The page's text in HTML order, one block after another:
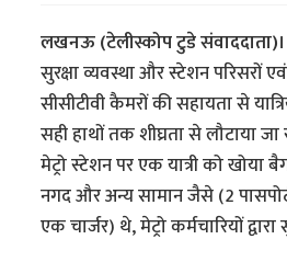
लखनऊ (टेलीस्कोप टुडे
सुरक्षा व्यवस्था और स्टेशन परिसरों
सीसीटीवी कैमरों की सहायता से
सही हाथों तक शीघ्रता से लौटाया
मेट्रो स्टेशन पर एक यात्री को
नगद और अन्य सामान जैसे (2
एक चार्जर) थे, मेट्रो कर्मचारियों